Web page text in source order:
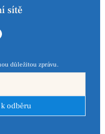
sítě
důležitou zprávu.
odběru